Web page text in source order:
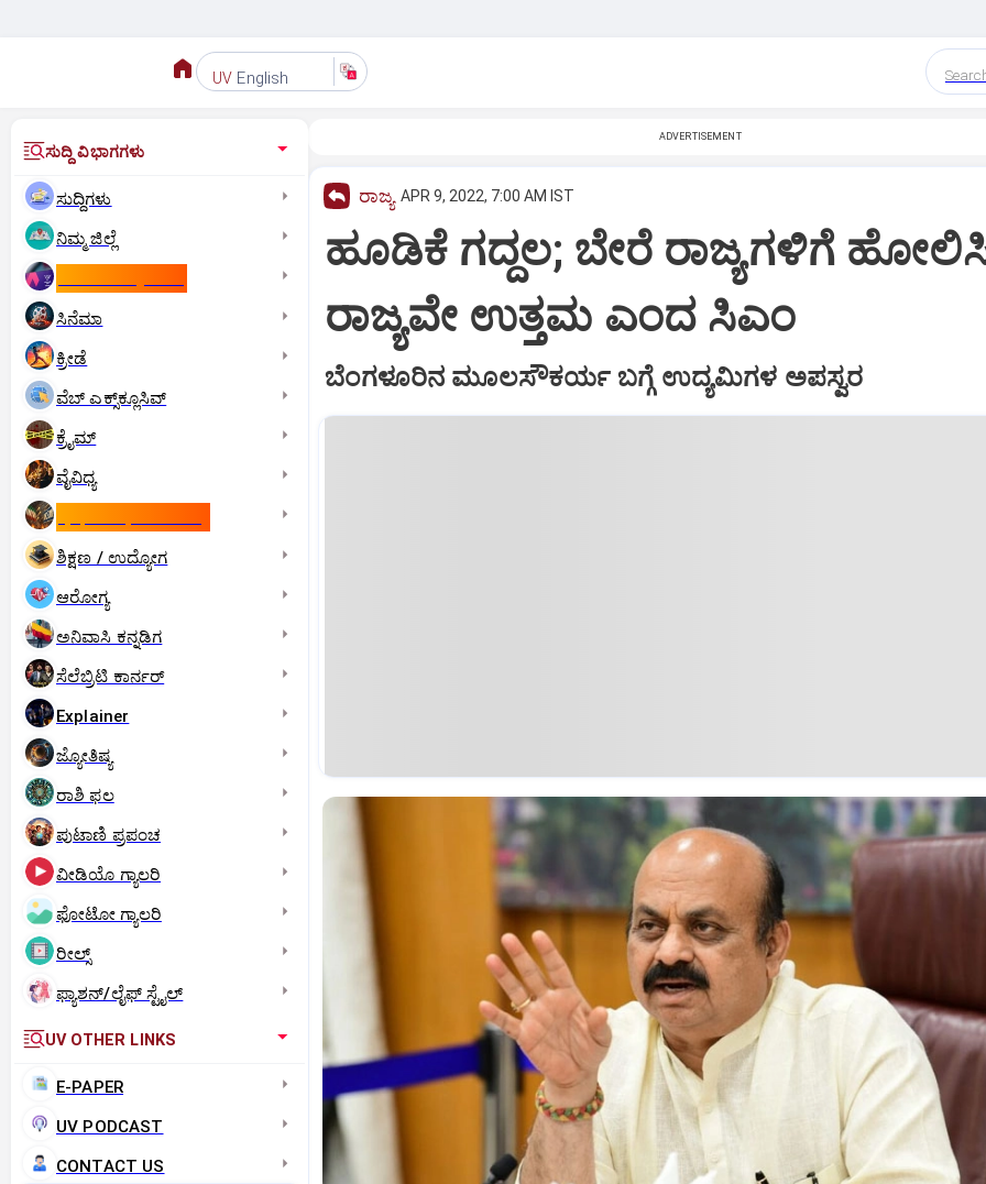
UV English
ಸುದ್ದಿ ವಿಭಾಗಗಳು
ಸುದ್ದಿಗಳು
ನಿಮ್ಮ ಜಿಲ್ಲೆ
ಸಿನೆಮಾ
ಕ್ರೀಡೆ
ವೆಬ್ ಎಕ್ಸ್‌ಕ್ಲೂಸಿವ್
ಕ್ರೈಮ್
ವೈವಿಧ್ಯ
ಶಿಕ್ಷಣ / ಉದ್ಯೋಗ
ಆರೋಗ್ಯ
ಅನಿವಾಸಿ ಕನ್ನಡಿಗ
ಸೆಲೆಬ್ರಿಟಿ ಕಾರ್ನರ್‌
Explainer
ಜ್ಯೋತಿಷ್ಯ
ರಾಶಿ ಫಲ
ಪುಟಾಣಿ ಪ್ರಪಂಚ
ವೀಡಿಯೊ ಗ್ಯಾಲರಿ
ಫೋಟೋ ಗ್ಯಾಲರಿ
ರೀಲ್ಸ್
ಫ್ಯಾಶನ್/ಲೈಫ್‌ ಸ್ಟೈಲ್
UV OTHER LINKS
E-PAPER
UV PODCAST
CONTACT US
ADVERTISEMENT
ರಾಜ್ಯ APR 9, 2022, 7:00 AM IST
ಹೂಡಿಕೆ ಗದ್ದಲ; ಬೇರೆ ರಾಜ್ಯಗಳಿಗೆ
ರಾಜ್ಯವೇ ಉತ್ತಮ ಎಂದ ಸಿಎಂ
ಬೆಂಗಳೂರಿನ ಮೂಲಸೌಕರ್ಯ ಬಗ್ಗೆ ಉದ್ಯಮಿಗಳ ಅಪಸ್ವರ